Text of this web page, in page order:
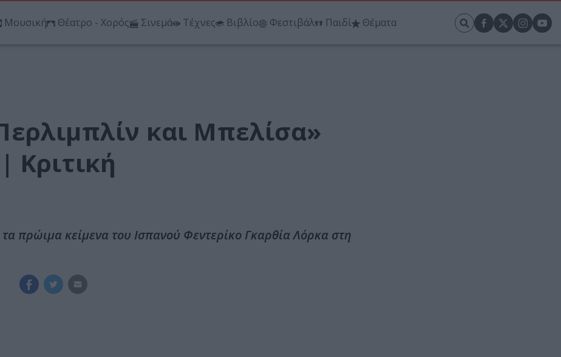
Μουσική Θέατρο - Χορός Σινεμά Τέχνες Βιβλίο Φεστιβάλ Παιδί Θέματα
και Μπελίσα»
Κριτική
πρώιμα κείμενα του Ισπανού Φεντερίκο Γκαρθία Λόρκα στη